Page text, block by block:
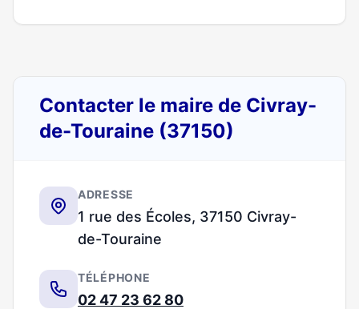
Contacter le maire de Civray-
de-Touraine (37150)
ADRESSE
1 rue des Écoles, 37150 Civray-
de-Touraine
TÉLÉPHONE
02 47 23 62 80